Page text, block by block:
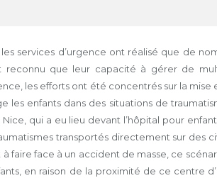
services d’urgence ont réalisé que de
que leur capacité à gérer de
les efforts ont été concentrés sur la
enfants dans des situations de
qui a eu lieu devant l’hôpital pour
transportés directement sur des
faire face à un accident de masse, ce
en raison de la proximité de ce centre